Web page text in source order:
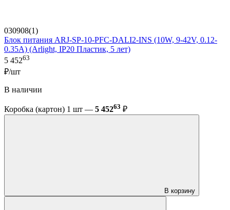
030908(1)
Блок питания ARJ-SP-10-PFC-DALI2-INS (10W, 9-42V, 0.12-
0.35A) (Arlight, IP20 Пластик, 5 лет)
5 45263
₽/шт
В наличии
Коробка (картон) 1 шт — 5 45263 ₽
В корзину